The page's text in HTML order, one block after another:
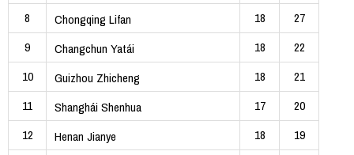
8
Chongqing Lifan 18
27
9
Changchun Yatái 18
22
10
Guizhou Zhicheng 18
21
11
Shanghái Shenhua 17
20
12
Henan Jianye 18
19